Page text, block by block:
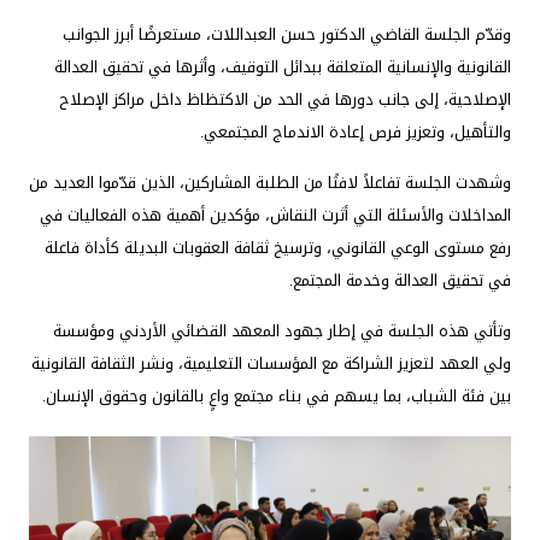
وقدّم الجلسة القاضي الدكتور حسن العبداللات، مستعرضًا أبرز الجوانب
القانونية والإنسانية المتعلقة ببدائل التوقيف، وأثرها في تحقيق العدالة
الإصلاحية، إلى جانب دورها في الحد من الاكتظاظ داخل مراكز الإصلاح
والتأهيل، وتعزيز فرص إعادة الاندماج المجتمعي.
وشهدت الجلسة تفاعلاً لافتًا من الطلبة المشاركين، الذين قدّموا العديد من
المداخلات والأسئلة التي أثرت النقاش، مؤكدين أهمية هذه الفعاليات في
رفع مستوى الوعي القانوني، وترسيخ ثقافة العقوبات البديلة كأداة فاعلة
في تحقيق العدالة وخدمة المجتمع.
وتأتي هذه الجلسة في إطار جهود المعهد القضائي الأردني ومؤسسة
ولي العهد لتعزيز الشراكة مع المؤسسات التعليمية، ونشر الثقافة القانونية
بين فئة الشباب، بما يسهم في بناء مجتمع واعٍ بالقانون وحقوق الإنسان.